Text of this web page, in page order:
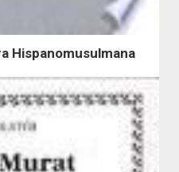
Hispanomusulmana